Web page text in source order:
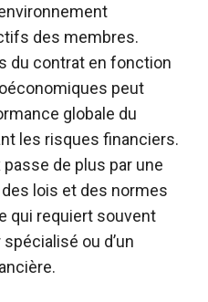
des membres.
du contrat en fonction
peut
globale du
les risques financiers.
de plus par une
lois et des normes
qui requiert souvent
spécialisé ou d’un